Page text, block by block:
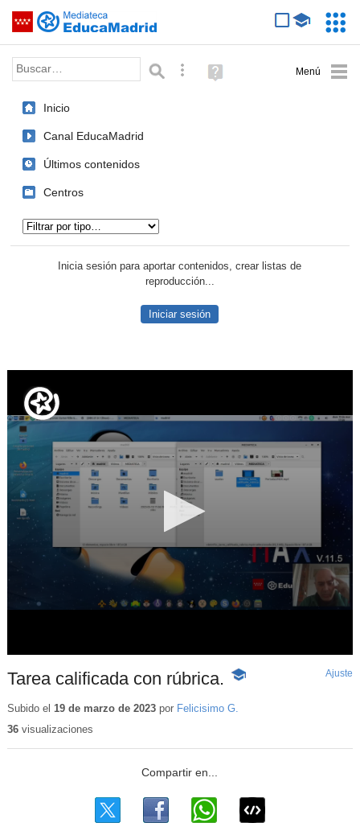
Saltar navegación
Palabra o frase: Búsqueda avanzada
Ayuda
(en
Inicio
Canal EducaMadrid
Últimos contenidos
Centros
Inicia sesión para aportar contenidos, crear listas de
reproducción...
Iniciar sesión
Tarea calificada con rúbrica.
-
educativo
Ajuste
Subido el 19 de marzo de 2023por Felicisimo G.
36visualizaciones